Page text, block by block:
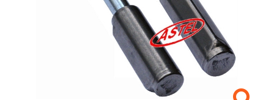
Akcesoria i narzędzia